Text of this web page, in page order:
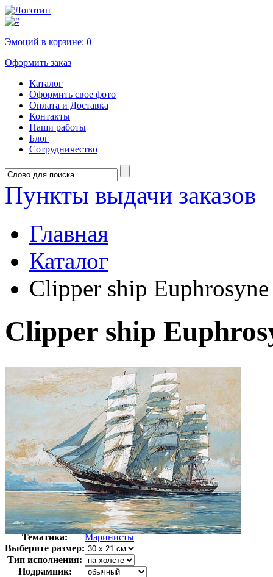
Эмоций в корзине: 0
Оформить заказ
Каталог
Оформить свое фото
Оплата и Доставка
Контакты
Наши работы
Блог
Сотрудничество
Пункты выдачи заказов
Главная
Каталог
Clipper ship Euphrosyne
Clipper ship
Автор:
Сперлинг Джек
Арт-стиль
Американская живопись
Тематика:
Маринисты
Выберите размер:
Тип исполнения:
Подрамник: